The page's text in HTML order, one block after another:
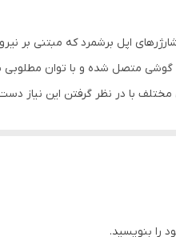
اپل برشمرد که مبتنی بر
متصل شده و با توان مطلوبی به
با در نظر گرفتن این نیاز دست
را بنویسید.